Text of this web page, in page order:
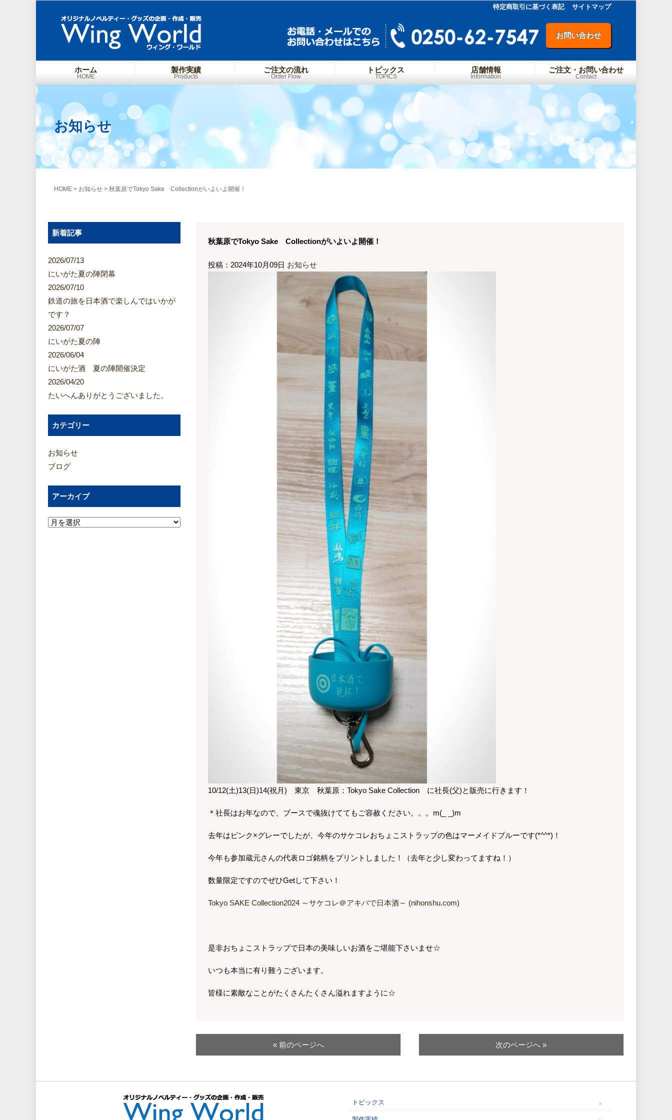
特定商取引に基づく表記 サイトマップ
お問い合わせ
ホーム
HOME
製作実績
Products
ご注文の流れ
Order Flow
トピックス
TOPICS
店舗情報
Information
ご注文・お問い合わせ
Contact
お知らせ
HOME > お知らせ > 秋葉原でTokyo Sake Collectionがいよいよ開催！
秋葉原でTokyo Sake Collectionがいよいよ開催！
投稿：2024年10月09日 お知らせ
10/12(土)13(日)14(祝月) 東京 秋葉原：Tokyo Sake Collection に社長(父)と販売に行きます！
＊社長はお年なので、ブースで魂抜けててもご容赦ください。。。m(_ _)m
去年はピンク×グレーでしたが、今年のサケコレおちょこストラップの色はマーメイドブルーです(*^^*)！
今年も参加蔵元さんの代表ロゴ銘柄をプリントしました！（去年と少し変わってますね！）
数量限定ですのでぜひGetして下さい！
Tokyo SAKE Collection2024 ～サケコレ＠アキバで日本酒～ (nihonshu.com)
是非おちょこストラップで日本の美味しいお酒をご堪能下さいませ☆
いつも本当に有り難うございます。
皆様に素敵なことがたくさんたくさん溢れますように☆
« 前のページへ 次のページへ »
新着記事
2026/07/13
にいがた夏の陣閉幕
2026/07/10
鉄道の旅を日本酒で楽しんではいかが
です？
2026/07/07
にいがた夏の陣
2026/06/04
にいがた酒 夏の陣開催決定
2026/04/20
たいへんありがとうございました。
カテゴリー
お知らせ
ブログ
アーカイブ
トピックス